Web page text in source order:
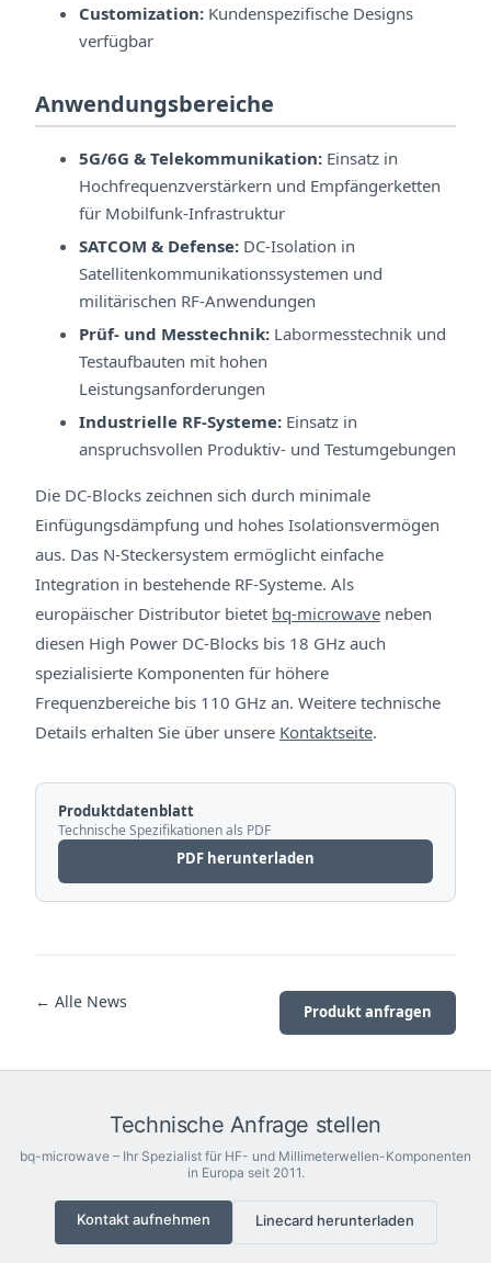
Customization: Kundenspezifische Designs
verfügbar
Anwendungsbereiche
5G/6G & Telekommunikation: Einsatz in
Hochfrequenzverstärkern und Empfängerketten
für Mobilfunk-Infrastruktur
SATCOM & Defense: DC-Isolation in
Satellitenkommunikationssystemen und
militärischen RF-Anwendungen
Prüf- und Messtechnik: Labormesstechnik und
Testaufbauten mit hohen
Leistungsanforderungen
Industrielle RF-Systeme: Einsatz in
anspruchsvollen Produktiv- und Testumgebungen
Die DC-Blocks zeichnen sich durch minimale
Einfügungsdämpfung und hohes Isolationsvermögen
aus. Das N-Steckersystem ermöglicht einfache
Integration in bestehende RF-Systeme. Als
europäischer Distributor bietet bq-microwave neben
diesen High Power DC-Blocks bis 18 GHz auch
spezialisierte Komponenten für höhere
Frequenzbereiche bis 110 GHz an. Weitere technische
Details erhalten Sie über unsere Kontaktseite.
Produktdatenblatt
Technische Spezifikationen als PDF
PDF herunterladen
← Alle News Produkt anfragen
Technische Anfrage stellen
bq-microwave – Ihr Spezialist für HF- und Millimeterwellen-Komponenten
in Europa seit 2011.
Kontakt aufnehmen Linecard herunterladen